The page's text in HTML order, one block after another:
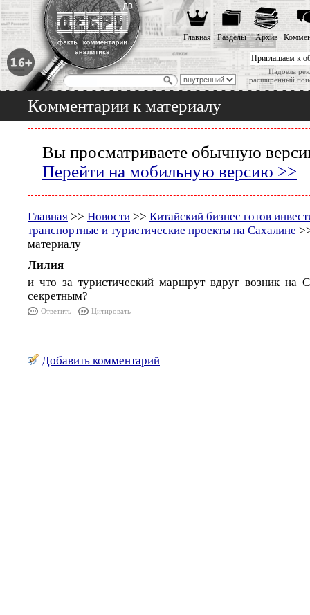
Приглашаем к
Надоела
расширенный
Главная Разделы Архив
Комментарии к материалу
Вы просматриваете обычную
Перейти на мобильную версию >>
Главная >> Новости >> Китайский бизнес готов
транспортные и туристические проекты на Сахалине
материалу
Лилия
и что за туристический маршрут вдруг возник на
секретным?
Ответить Цитировать
Добавить комментарий